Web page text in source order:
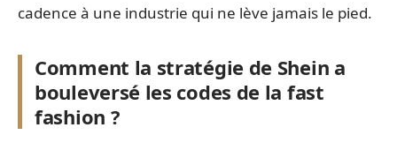
cadence à une industrie qui ne lève jamais le pied.
Comment la stratégie de Shein a
bouleversé les codes de la fast
fashion ?